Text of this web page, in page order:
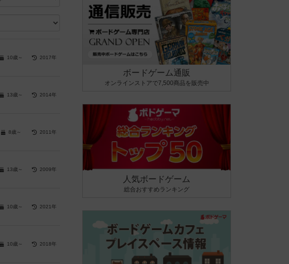
10歳～ 2017年
13歳～ 2014年
8歳～ 2011年
13歳～ 2009年
10歳～ 2021年
10歳～ 2018年
ボードゲーム通販
オンラインストアで7,500商品を販売中
人気ボードゲーム
総合おすすめランキング